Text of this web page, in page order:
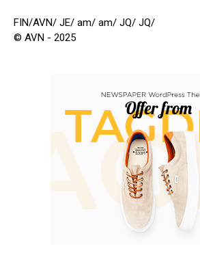
FIN/AVN/ JE/ am/ am/ JQ/ JQ/
© AVN - 2025